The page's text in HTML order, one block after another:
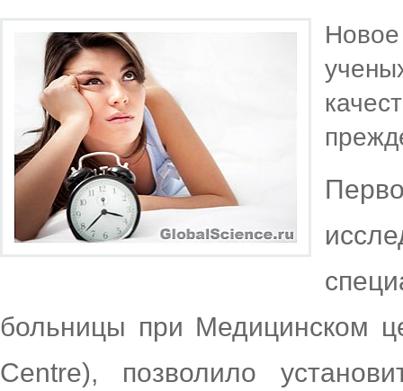
больницы при Медицинском
Centre), позволило